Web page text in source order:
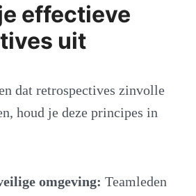
effectieve
uit
dat retrospectives zinvolle
houd je deze principes in
omgeving: Teamleden